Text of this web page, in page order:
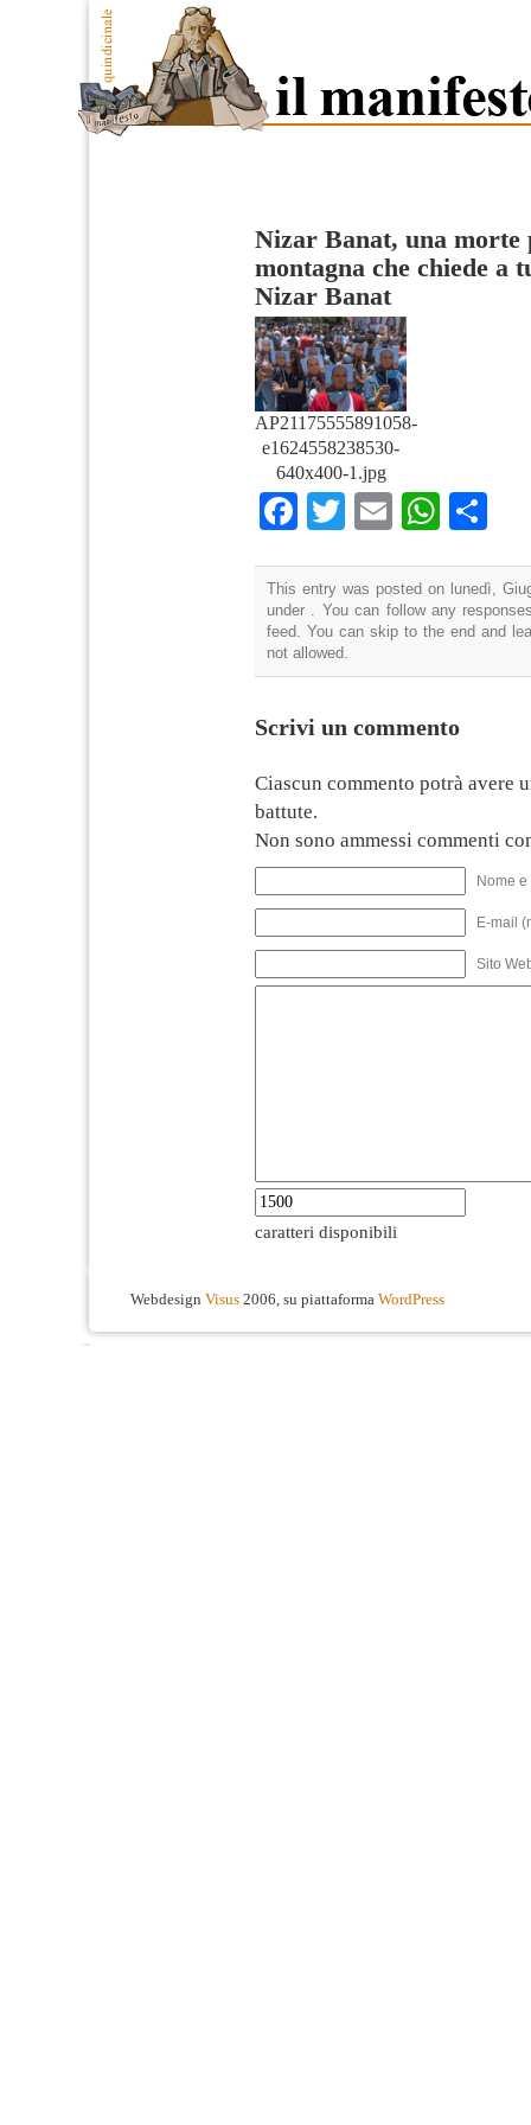
Nizar Banat, una morte
montagna che chiede a
Nizar Banat
AP21175555891058-
e1624558238530-
640x400-1.jpg
Facebook
TwitterEmail
This entry was posted on lunedì,
under . You can follow any
feed. You can skip to the end and
not allowed.
Scrivi un commento
Ciascun commento potrà avere
battute.
Non sono ammessi commenti
Nome
E-mail
Sito
caratteri disponibili
Webdesign Visus 2006, su piattaforma WordPress